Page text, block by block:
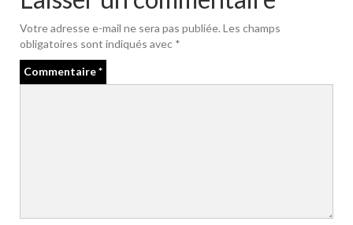
Votre adresse e-mail ne sera pas publiée. Les champs
obligatoires sont indiqués avec *
Commentaire*